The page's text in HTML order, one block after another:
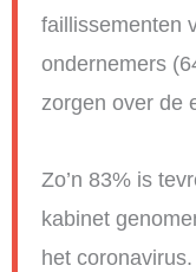
faillissementen
ondernemers
zorgen over de
Zo’n 83% is
kabinet
het